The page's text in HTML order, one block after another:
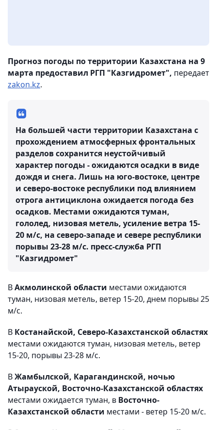
Прогноз погоды по территории Казахстана на 9
марта предоставил РГП "Казгидромет", передает
zakon.kz.
На большей части территории Казахстана с
прохождением атмосферных фронтальных
разделов сохранится неустойчивый
характер погоды - ожидаются осадки в виде
дождя и снега. Лишь на юго-востоке, центре
и северо-востоке республики под влиянием
отрога антициклона ожидается погода без
осадков. Местами ожидаются туман,
гололед, низовая метель, усиление ветра 15-
20 м/с, на северо-западе и севере республики
порывы 23-28 м/с. пресс-служба РГП
"Казгидромет"
ВАкмолинской области местами ожидаются
туман, низовая метель, ветер 15-20, днем порывы 25
м/с.
В Костанайской, Северо-Казахстанской областях
местами ожидаются туман, низовая метель, ветер
15-20, порывы 23-28 м/с.
ВЖамбылской, Карагандинской, ночью
Атырауской, Восточно-Казахстанской областях
местами ожидается туман, в Восточно-
Казахстанской области местами - ветер 15-20 м/с.